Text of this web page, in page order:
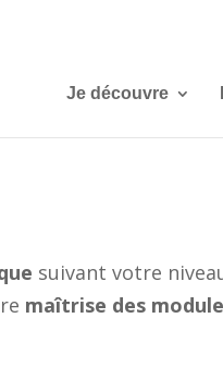
Je découvre
suivant votre
maîtrise des